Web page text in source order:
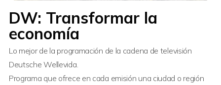
DW: Transformar la
economía
Lo mejor de la programación de la cadena de televisión
Deutsche Wellevida.
Programa que ofrece en cada emisión una ciudad o región